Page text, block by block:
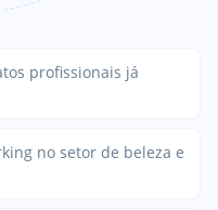
profissionais já
no setor de beleza e